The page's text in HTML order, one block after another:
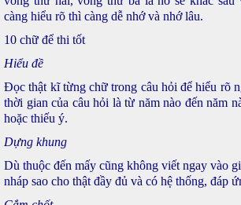
càng hiểu rõ thì càng dễ nhớ và nhớ lâu.
10 chữ để thi tốt
Hiểu đề
Đọc thật kĩ từng chữ trong câu hỏi để hiểu rõ
thời gian của câu hỏi là từ năm nào đến năm
hoặc thiếu ý.
Dựng khung
Dù thuộc đến mấy cũng không viết ngay vào
nháp sao cho thật đầy đủ và có hệ thống, đáp